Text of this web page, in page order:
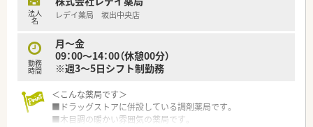
■奨学金返済手当などの各種手当も充実しており、若手からベテ
ランまで将来を見据えて安心して長く働ける福利厚生が魅力で
【勤務実態について】
■開局時間は平日18時までとなっており、残業はほとんど発生
■1日の実働時間は7.5時間のシフト制を採用しており、週あたり
の勤務時間は37.5時間と一般的な職場より短めです。
■お休みは日曜と祝日に加えたシフト制となっており、産休や育
法人
名 レデイ薬局 坂出中央店
勤務
時間
月～金
09：00～14：00（休憩00分）
※週3～5日シフト制勤務
＜こんな薬局です＞
■ドラッグストアに併設している調剤薬局です。
■木目調の暖かい雰囲気の薬局です。